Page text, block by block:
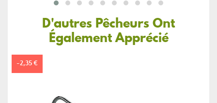
D'autres Pêcheurs Ont
Également Apprécié
-2,35 €